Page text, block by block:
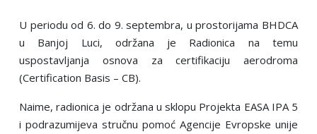
U periodu od 6. do 9. septembra, u prostorijama BHDCA
u Banjoj Luci, održana je Radionica na temu
uspostavlјanja osnova za certifikaciju aerodroma
(Certification Basis – CB).
Naime, radionica je održana u sklopu Projekta EASA IPA 5
i podrazumijeva stručnu pomoć Agencije Evropske unije